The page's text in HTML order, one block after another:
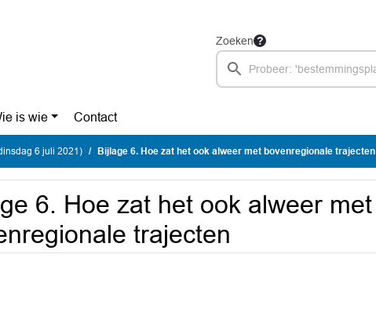
Zoeken
is wie Contact
6 juli 2021) Bijlage 6. Hoe zat het ook alweer met bovenregionale trajecten
6. Hoe zat het ook alweer met
trajecten